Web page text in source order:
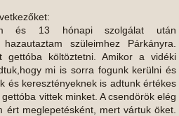
és 13 hónapi szolgálat után
szüleimhez Párkányra.
gettóba költöztetni. Amikor a vidéki
mi is sorra fogunk kerülni és
és keresztényeknek is adtunk értékes
vittek minket. A csendörök elég
ért meglepetésként, mert vártuk öket.